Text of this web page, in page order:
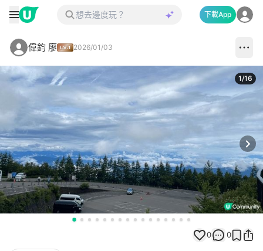
下載App
偉鈞 廖 2026/01/03
1/16
0 0